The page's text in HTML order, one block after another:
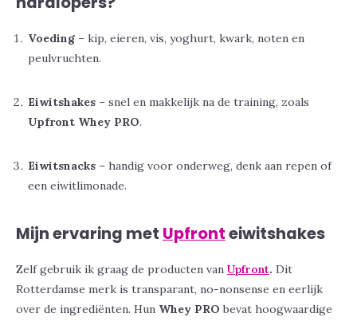
Voeding – kip, eieren, vis, yoghurt, kwark, noten en
peulvruchten.
Eiwitshakes – snel en makkelijk na de training, zoals
Upfront Whey PRO.
Eiwitsnacks – handig voor onderweg, denk aan repen of
een eiwitlimonade.
Mijn ervaring met Upfronteiwitshakes
Zelf gebruik ik graag de producten van Upfront. Dit
Rotterdamse merk is transparant, no-nonsense en eerlijk
over de ingrediënten. Hun Whey PRO bevat hoogwaardige